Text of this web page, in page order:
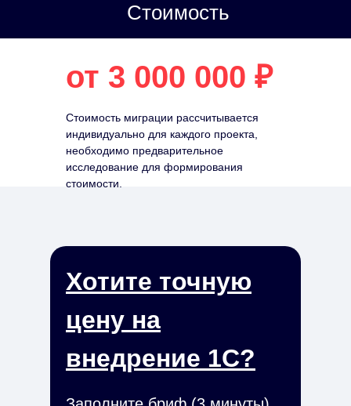
Стоимость
от 3 000 000 ₽
Стоимость миграции рассчитывается
индивидуально для каждого проекта,
необходимо предварительное
исследование для формирования
стоимости.
Хотите точную
цену на
внедрение 1С?